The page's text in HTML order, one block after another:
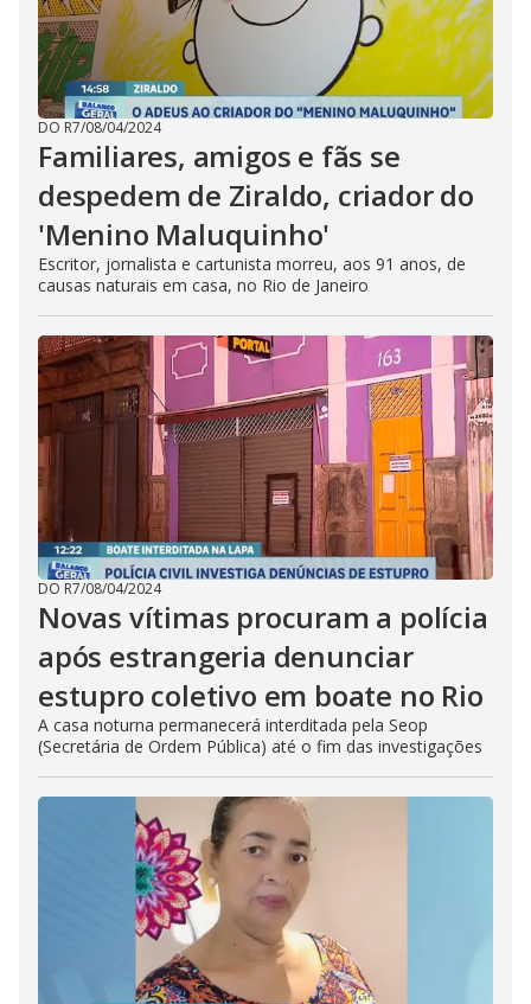
DO R7/08/04/2024
Familiares, amigos e fãs se
despedem de Ziraldo, criador do
'Menino Maluquinho'
Escritor, jornalista e cartunista morreu, aos 91 anos, de
causas naturais em casa, no Rio de Janeiro
DO R7/08/04/2024
Novas vítimas procuram a polícia
após estrangeria denunciar
estupro coletivo em boate no Rio
A casa noturna permanecerá interditada pela Seop
(Secretária de Ordem Pública) até o fim das investigações